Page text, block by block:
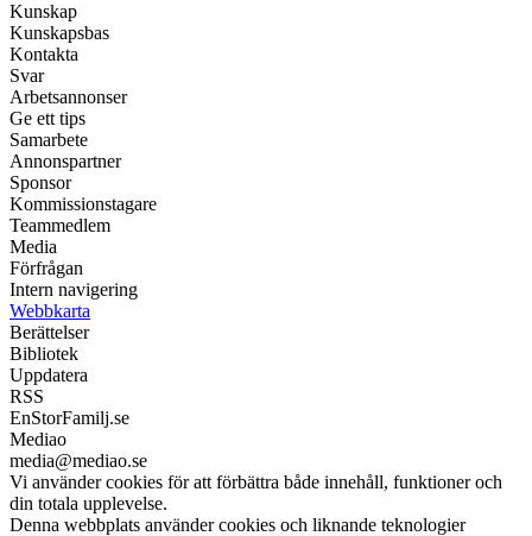
Kunskap
Kunskapsbas
Kontakta
Svar
Arbetsannonser
Ge ett tips
Samarbete
Annonspartner
Sponsor
Kommissionstagare
Teammedlem
Media
Förfrågan
Intern navigering
Webbkarta
Berättelser
Bibliotek
Uppdatera
RSS
EnStorFamilj.se
Mediao
media@mediao.se
Vi använder cookies för att förbättra både innehåll, funktioner och
din totala upplevelse.
Denna webbplats använder cookies och liknande teknologier